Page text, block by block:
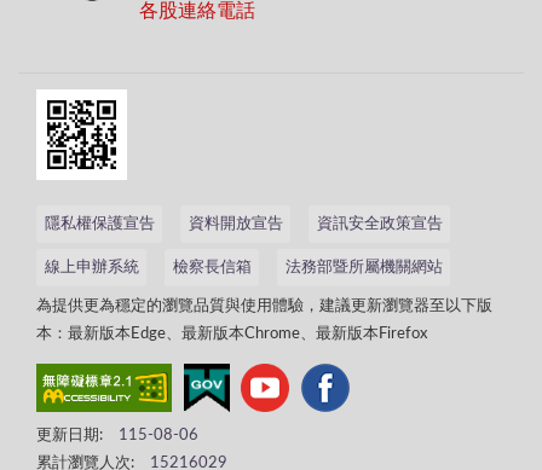
各股連絡電話
隱私權保護宣告 資料開放宣告 資訊安全政策宣告
線上申辦系統 檢察長信箱 法務部暨所屬機關網站
為提供更為穩定的瀏覽品質與使用體驗，建議更新瀏覽器至以下版
本：最新版本Edge、最新版本Chrome、最新版本Firefox
更新日期:
115-08-06
累計瀏覽人次:
15216029